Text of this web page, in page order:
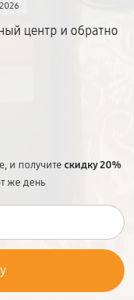
центр и обратно
и получитескидку 20%
же день